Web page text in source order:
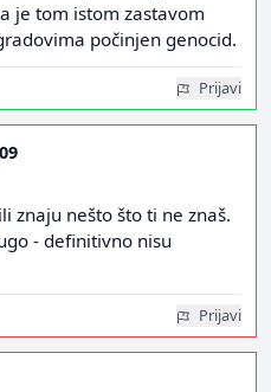
je tom istom zastavom
počinjen genocid.
Prijavi
znaju nešto što ti ne znaš.
- definitivno nisu
Prijavi